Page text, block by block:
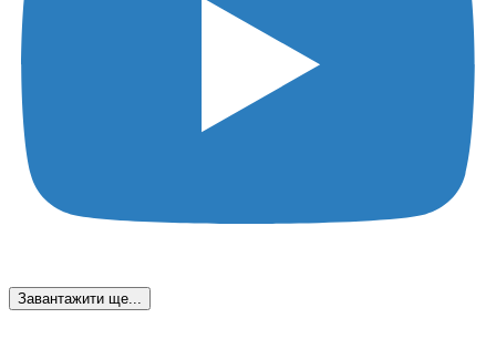
Завантажити ще...